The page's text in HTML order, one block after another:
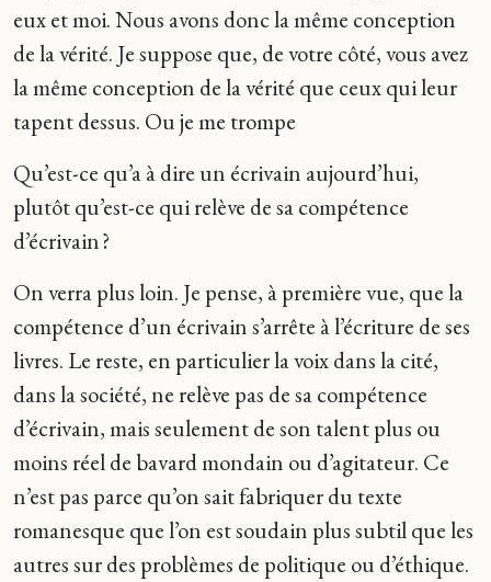
eux et moi. Nous avons donc la même conception
de la vérité. Je suppose que, de votre côté, vous avez
la même conception de la vérité que ceux qui leur
tapent dessus. Ou je me trompe
Qu’est-ce qu’a à dire un écrivain aujourd’hui,
plutôt qu’est-ce qui relève de sa compétence
d’écrivain ?
On verra plus loin. Je pense, à première vue, que la
compétence d’un écrivain s’arrête à l’écriture de ses
livres. Le reste, en particulier la voix dans la cité,
dans la société, ne relève pas de sa compétence
d’écrivain, mais seulement de son talent plus ou
moins réel de bavard mondain ou d’agitateur. Ce
n’est pas parce qu’on sait fabriquer du texte
romanesque que l’on est soudain plus subtil que les
autres sur des problèmes de politique ou d’éthique.